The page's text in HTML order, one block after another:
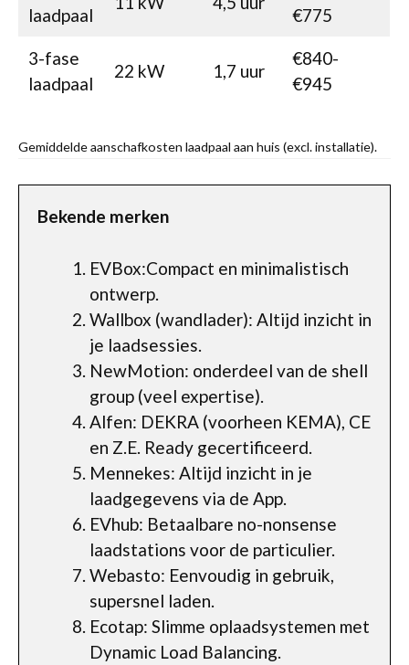
laadpaal €775
3-fase
laadpaal
22 kW 1,7 uur
€840-
€945
Gemiddelde aanschafkosten laadpaal aan huis (excl. installatie).
Bekende merken
EVBox:Compact en minimalistisch
ontwerp.
Wallbox (wandlader): Altijd inzicht in
je laadsessies.
NewMotion: onderdeel van de shell
group (veel expertise).
Alfen: DEKRA (voorheen KEMA), CE
en Z.E. Ready gecertificeerd.
Mennekes: Altijd inzicht in je
laadgegevens via de App.
EVhub: Betaalbare no-nonsense
laadstations voor de particulier.
Webasto: Eenvoudig in gebruik,
supersnel laden.
Ecotap: Slimme oplaadsystemen met
Dynamic Load Balancing.